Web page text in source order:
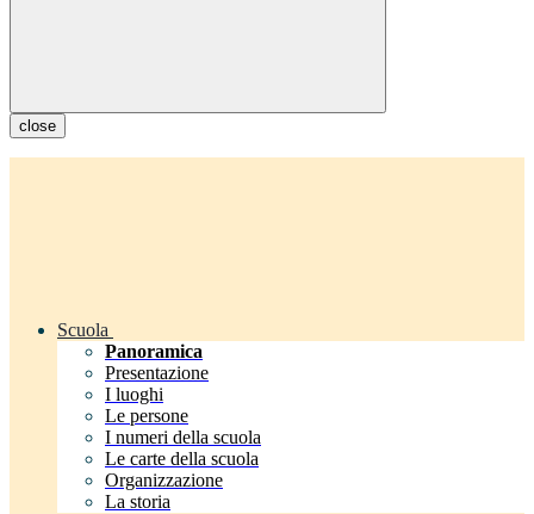
close
Scuola
Panoramica
Presentazione
I luoghi
Le persone
I numeri della scuola
Le carte della scuola
Organizzazione
La storia